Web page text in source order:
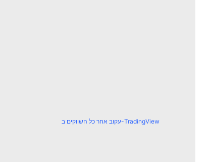
עקוב אחר כל השווקים ב-TradingView